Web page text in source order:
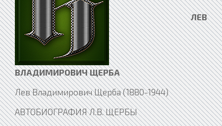
ЛЕВ
ВЛАДИМИРОВИЧ ЩЕРБА
Лев Владимирович Щерба (1880-1944)
АВТОБИОГРАФИЯ Л.В. ЩЕРБЫ